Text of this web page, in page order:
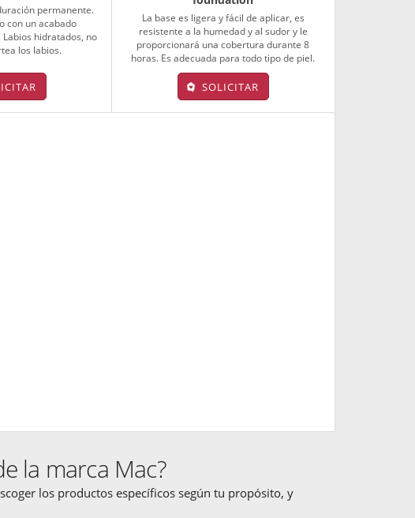
permanente.
con un acabado
hidratados, no
los labios.
La base es ligera y fácil de aplicar, es
resistente a la humedad y al sudor y le
proporcionará una cobertura durante 8
horas. Es adecuada para todo tipo de piel.
SOLICITAR
la marca Mac?
los productos específicos según tu propósito, y